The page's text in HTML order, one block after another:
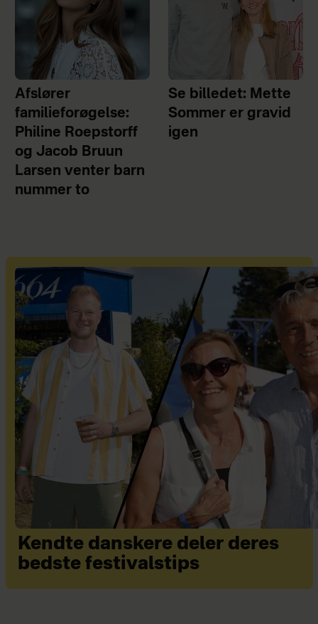
Afslører
familieforøgelse:
Philine Roepstorff
og Jacob Bruun
Larsen venter barn
nummer to
Se billedet: Mette
Sommer er gravid
igen
Kendte danskere deler deres
bedste festivalstips